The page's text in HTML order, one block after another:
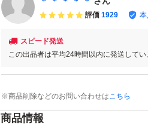
評価 1929
スピード発送
この出品者は平均24時間以内に発送してい
※商品削除などのお問い合わせはこちら
商品情報